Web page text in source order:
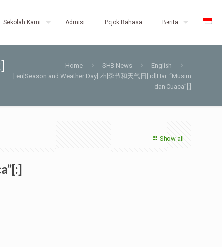
Sekolah Kami Admisi Pojok Bahasa Berita
Home SHB News
English
[:en]Season and Weather Day[:zh]季节和天气日[:id]Hari “Musim
dan Cuaca”[:]
Show all